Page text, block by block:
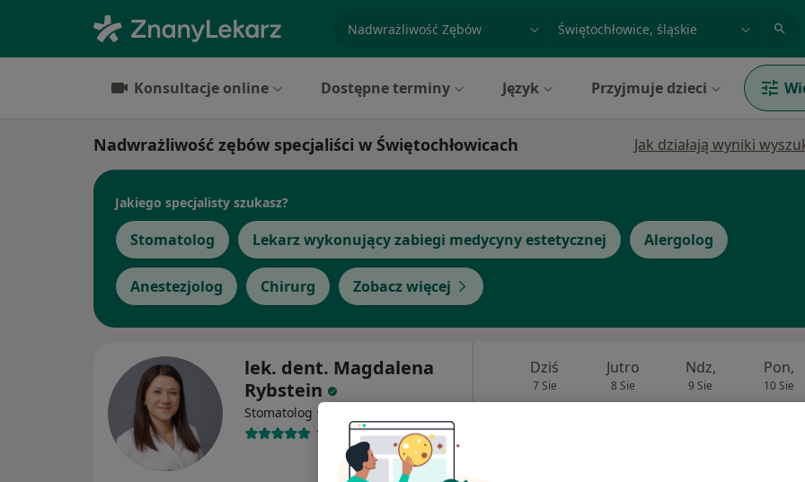
specjalizacja, badanie lub nazwiskomiasto lub dzielnica
Konsultacje online Dostępne terminy Język Przyjmuje dzieci
Nadwrażliwość zębów specjaliści w Świętochłowicach Jak działają wyniki
Jakiego specjalisty szukasz?
Stomatolog Lekarz wykonujący zabiegi medycyny estetycznej Alergolog
Anestezjolog Chirurg Zobacz więcej
lek. dent. Magdalena
Rybstein
Stomatolog ·
109 opinii
Dziś
7 Sie
Jutro
8 Sie
Ndz,
9 Sie
Pon,
10 Sie